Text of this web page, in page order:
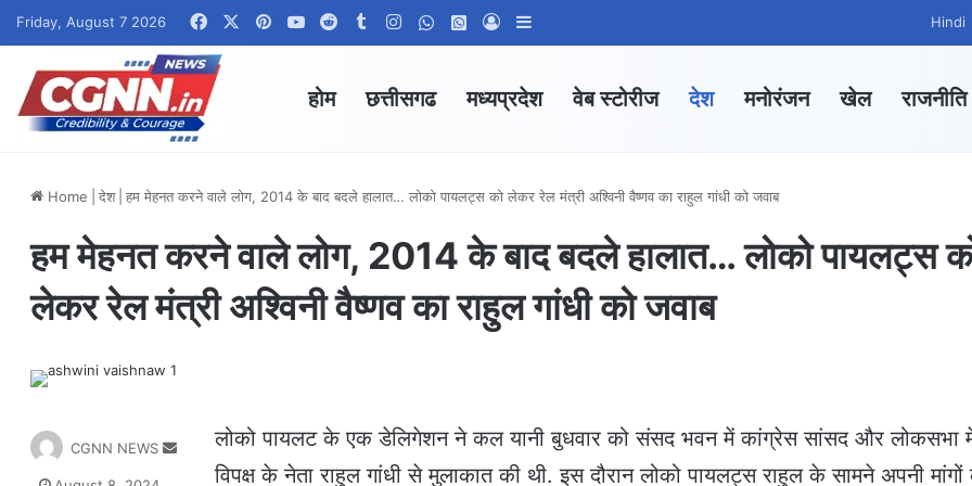
Friday, August 7 2026 FacebookPinterestYouTubeRedditTumblrInstagramWhatsApp Channel
WhatsApp Group
Log In Hindi
होम छत्तीसगढ मध्यप्रदेश वेब स्टोरीज देश मनोरंजन खेल राजनीति
Home देश हम मेहनत करने वाले लोग, 2014 के बाद बदले हालात… लोको पायलट्स को लेकर रेल मंत्री अश्विनी वैष्णव का राहुल गांधी को जवाब
हम मेहनत करने वाले लोग, 2014 के बाद बदले हालात… लोको पायलट्स
लेकर रेल मंत्री अश्विनी वैष्णव का राहुल गांधी को जवाब
लोको पायलट के एक डेलिगेशन ने कल यानी बुधवार को संसद भवन में कांग्रेस सांसद और लोकसभा
विपक्ष के नेता राहुल गांधी से मुलाकात की थी. इस दौरान लोको पायलट्स राहुल के सामने अपनी मांगों
CGNN NEWS